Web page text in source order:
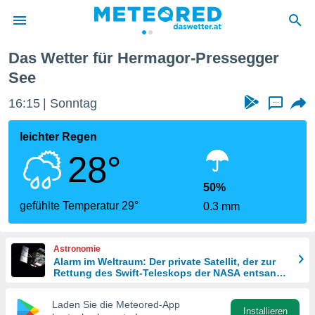
dass
von
sind.
diese
die
Das Wetter für Hermagor-Pressegger
See
16:15 Sonntag ...
leichter Regen
28°
gefühlte Temperatur 29°
50%
0.3 mm
Astronomie
Alarm im Weltraum: Der private Satellit, der zur
Rettung des Swift-Teleskops der NASA entsandt
Laden Sie die Meteored-App
Installieren